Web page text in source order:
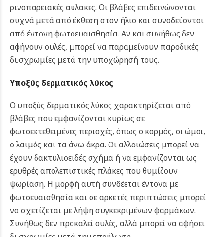
ρινοπαρειακές αύλακες. Οι βλάβες επιδεινώνονται
συχνά μετά από έκθεση στον ήλιο και συνοδεύονται
από έντονη φωτοευαισθησία. Αν και συνήθως δεν
αφήνουν ουλές, μπορεί να παραμείνουν παροδικές
δυσχρωμίες μετά την υποχώρησή τους.
Υποξύς δερματικός λύκος
Ο υποξύς δερματικός λύκος χαρακτηρίζεται από
βλάβες που εμφανίζονται κυρίως σε
φωτοεκτεθειμένες περιοχές, όπως ο κορμός, οι ώμοι,
ο λαιμός και τα άνω άκρα. Οι αλλοιώσεις μπορεί να
έχουν δακτυλιοειδές σχήμα ή να εμφανίζονται ως
ερυθρές απολεπιστικές πλάκες που θυμίζουν
ψωρίαση. Η μορφή αυτή συνδέεται έντονα με
φωτοευαισθησία και σε αρκετές περιπτώσεις μπορεί
να σχετίζεται με λήψη συγκεκριμένων φαρμάκων.
Συνήθως δεν προκαλεί ουλές, αλλά μπορεί να αφήσει